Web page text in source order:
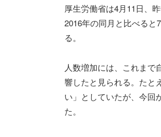
厚生労働省は4月11日、
2016年の同月と比べると
る。
人数増加には、これま
響したと見られる。たと
い」としていたが、今回
た。